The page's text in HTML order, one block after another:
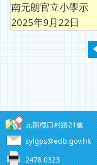
南元朗官立小學示
2025年9月22日
元朗欖口村路21號
sylgps@edb.gov.hk
2478 0323